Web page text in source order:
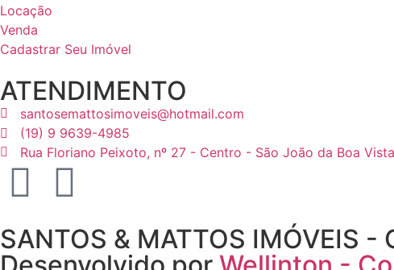
Locação
Venda
Cadastrar Seu Imóvel
ATENDIMENTO
santosemattosimoveis@hotmail.com
(19) 9 9639-4985
Rua Floriano Peixoto, nº 27 - Centro - São João da Boa
SANTOS & MATTOS IMÓVEIS